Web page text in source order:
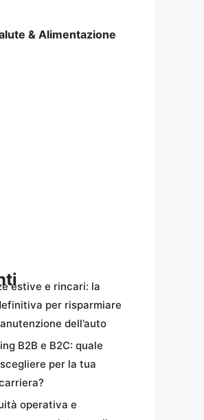
& Alimentazione
estive e rincari: la
per risparmiare
dell’auto
B2B e B2C: quale
per la tua
operativa e